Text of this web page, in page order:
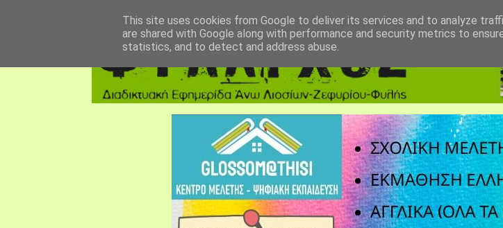
This site uses cookies from Google to deliver its services and to analyze
are shared with Google along with performance and security metrics to
statistics, and to detect and address abuse.